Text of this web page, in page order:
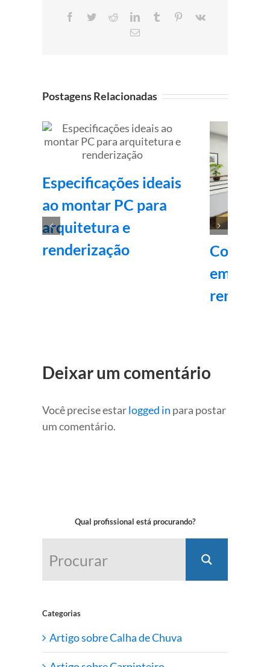
Facebook
TwitterRedditLinkedInTumblr Pinterest
Vk
E-
Postagens Relacionadas
Especificações ideais
ao montar PC para
arquitetura e
renderização
Como
empresa
Deixar um comentário
Você precise estarlogged in para postar
um comentário.
Qual profissional está procurando?
Categorias
Artigo sobre Calha de Chuva